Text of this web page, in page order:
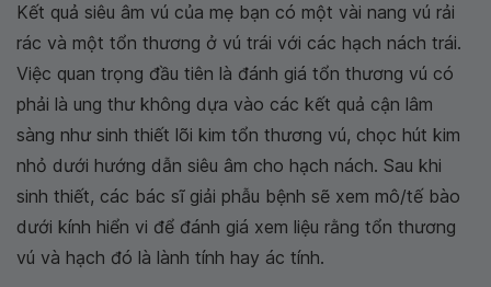
Kết quả siêu âm vú của mẹ bạn có một vài nang vú rải
rác và một tổn thương ở vú trái với các hạch nách trái.
Việc quan trọng đầu tiên là đánh giá tổn thương vú có
phải là ung thư không dựa vào các kết quả cận lâm
sàng như sinh thiết lõi kim tổn thương vú, chọc hút kim
nhỏ dưới hướng dẫn siêu âm cho hạch nách. Sau khi
sinh thiết, các bác sĩ giải phẫu bệnh sẽ xem mô/tế bào
dưới kính hiển vi để đánh giá xem liệu rằng tổn thương
vú và hạch đó là lành tính hay ác tính.